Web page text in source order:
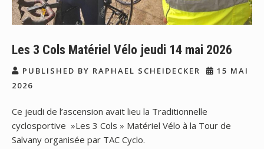
Les 3 Cols Matériel Vélo jeudi 14 mai 2026
PUBLISHED BY RAPHAEL SCHEIDECKER
15 MAI
2026
Ce jeudi de l’ascension avait lieu la Traditionnelle
cyclosportive »Les 3 Cols » Matériel Vélo à la Tour de
Salvany organisée par TAC Cyclo.